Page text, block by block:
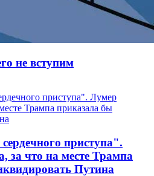
не вступим
приступа".
за что на месте Трампа
Путина